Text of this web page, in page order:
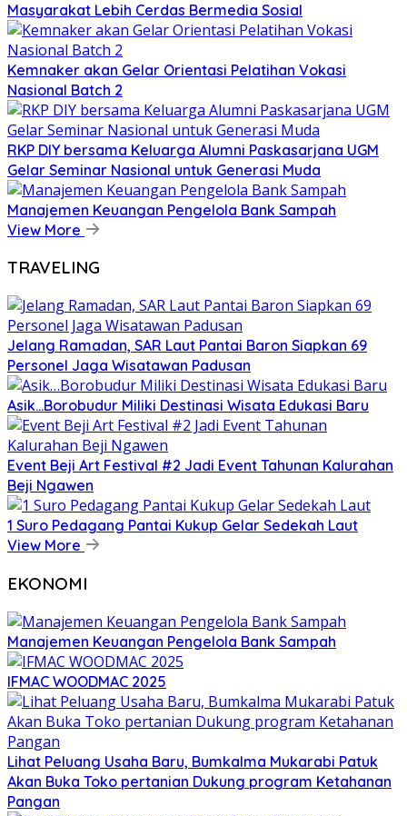
Masyarakat Lebih Cerdas Bermedia Sosial
Kemnaker akan Gelar Orientasi Pelatihan Vokasi
Nasional Batch 2
RKP DIY bersama Keluarga Alumni Paskasarjana UGM
Gelar Seminar Nasional untuk Generasi Muda
Manajemen Keuangan Pengelola Bank Sampah
View More
TRAVELING
Jelang Ramadan, SAR Laut Pantai Baron Siapkan 69
Personel Jaga Wisatawan Padusan
Asik…Borobudur Miliki Destinasi Wisata Edukasi Baru
Event Beji Art Festival #2 Jadi Event Tahunan Kalurahan
Beji Ngawen
1 Suro Pedagang Pantai Kukup Gelar Sedekah Laut
View More
EKONOMI
Manajemen Keuangan Pengelola Bank Sampah
IFMAC WOODMAC 2025
Lihat Peluang Usaha Baru, Bumkalma Mukarabi Patuk
Akan Buka Toko pertanian Dukung program Ketahanan
Pangan